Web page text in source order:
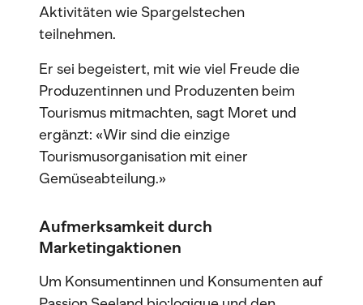
Aktivitäten wie Spargelstechen
teilnehmen.
Er sei begeistert, mit wie viel Freude die
Produzentinnen und Produzenten beim
Tourismus mitmachten, sagt Moret und
ergänzt: «Wir sind die einzige
Tourismusorganisation mit einer
Gemüseabteilung.»
Aufmerksamkeit durch
Marketingaktionen
Um Konsumentinnen und Konsumenten auf